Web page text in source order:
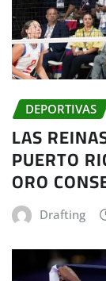
DEPORTIVAS
LAS
PUERTO
ORO
Drafting